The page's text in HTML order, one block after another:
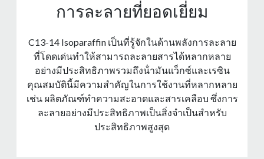
การละลายที่ยอดเยี่ยม
C13-14 Isoparaffin เป็นที่รู้จักในด้านพลังการละลาย
ที่โดดเด่นทําให้สามารถละลายสารได้หลากหลาย
อย่างมีประสิทธิภาพรวมถึงน้ํามันแว็กซ์และเรซิน
คุณสมบัตินี้มีความสําคัญในการใช้งานที่หลากหลาย
เช่น ผลิตภัณฑ์ทําความสะอาดและสารเคลือบ ซึ่งการ
ละลายอย่างมีประสิทธิภาพเป็นสิ่งจําเป็นสําหรับ
ประสิทธิภาพสูงสุด